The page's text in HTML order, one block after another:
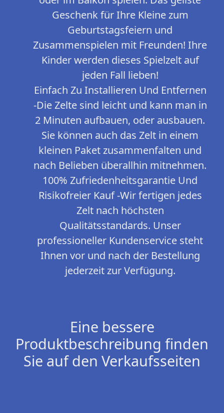
Geschenk für Ihre Kleine zum
Geburtstagsfeiern und
Zusammenspielen mit Freunden! Ihre
Kinder werden dieses Spielzelt auf
jeden Fall lieben!
Einfach Zu Installieren Und Entfernen
-Die Zelte sind leicht und kann man in
2 Minuten aufbauen, oder ausbauen.
Sie können auch das Zelt in einem
kleinen Paket zusammenfalten und
nach Belieben überallhin mitnehmen.
100% Zufriedenheitsgarantie Und
Risikofreier Kauf -Wir fertigen jedes
Zelt nach höchsten
Qualitätsstandards. Unser
professioneller Kundenservice steht
Ihnen vor und nach der Bestellung
jederzeit zur Verfügung.
Eine bessere
Produktbeschreibung finden
Sie auf den Verkaufsseiten